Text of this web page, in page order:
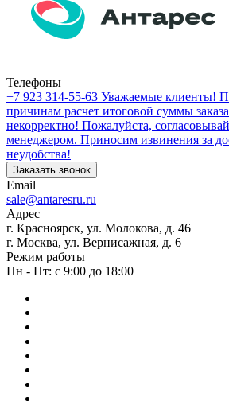
Телефоны
+7 923 314-55-63 Уважаемые клиенты!
причинам расчет итоговой суммы заказа
некорректно! Пожалуйста,
менеджером. Приносим извинения за
неудобства!
Заказать звонок
Email
sale@antaresru.ru
Адрес
г. Красноярск, ул. Молокова, д. 46
г. Москва, ул. Вернисажная, д. 6
Режим работы
Пн - Пт: с 9:00 до 18:00